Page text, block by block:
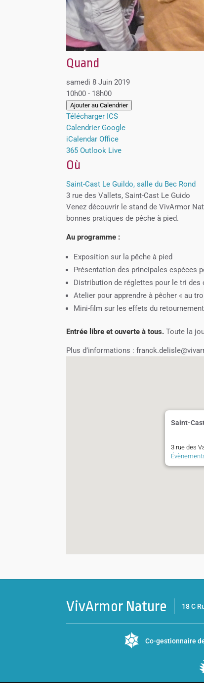
Quand
samedi 8 Juin 2019
10h00 - 18h00
Ajouter au Calendrier
Télécharger ICS
Calendrier Google
iCalendar Office
365 Outlook Live
Où
Saint-Cast Le Guildo, salle du Bec Rond
3 rue des Vallets, Saint-Cast Le Guido
Venez découvrir le stand de VivArmor
bonnes pratiques de pêche à pied.
Au programme :
Exposition sur la pêche à pied
Présentation des principales espèces
Distribution de réglettes pour le tri des
Atelier pour apprendre à pêcher « au
Mini-film sur les effets du
Entrée libre et ouverte à tous. Toute la
Plus d’informations :
Saint-
3 rue des
VivArmor Nature 18 C
Co-gestionnaire